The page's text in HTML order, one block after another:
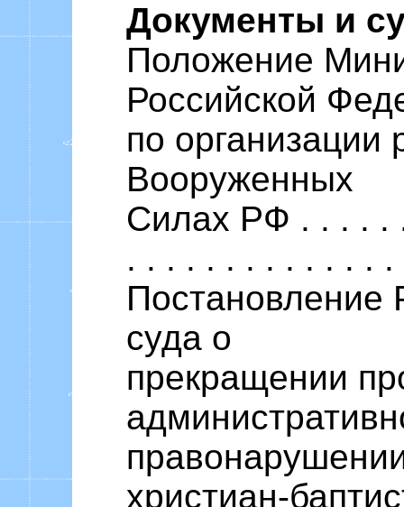
Документы и
Положение
Российской
по
Вооруженных
Силах РФ . . . . .
. . . . . . . . . . . . .
Постановление
суда о
прекращении
христиан-